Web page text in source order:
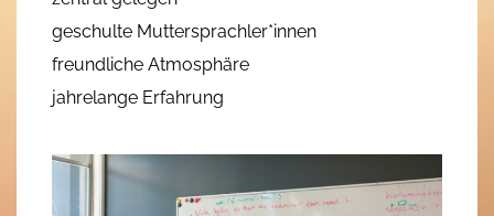
geschulte Muttersprachler*innen
freundliche Atmosphäre
jahrelange Erfahrung